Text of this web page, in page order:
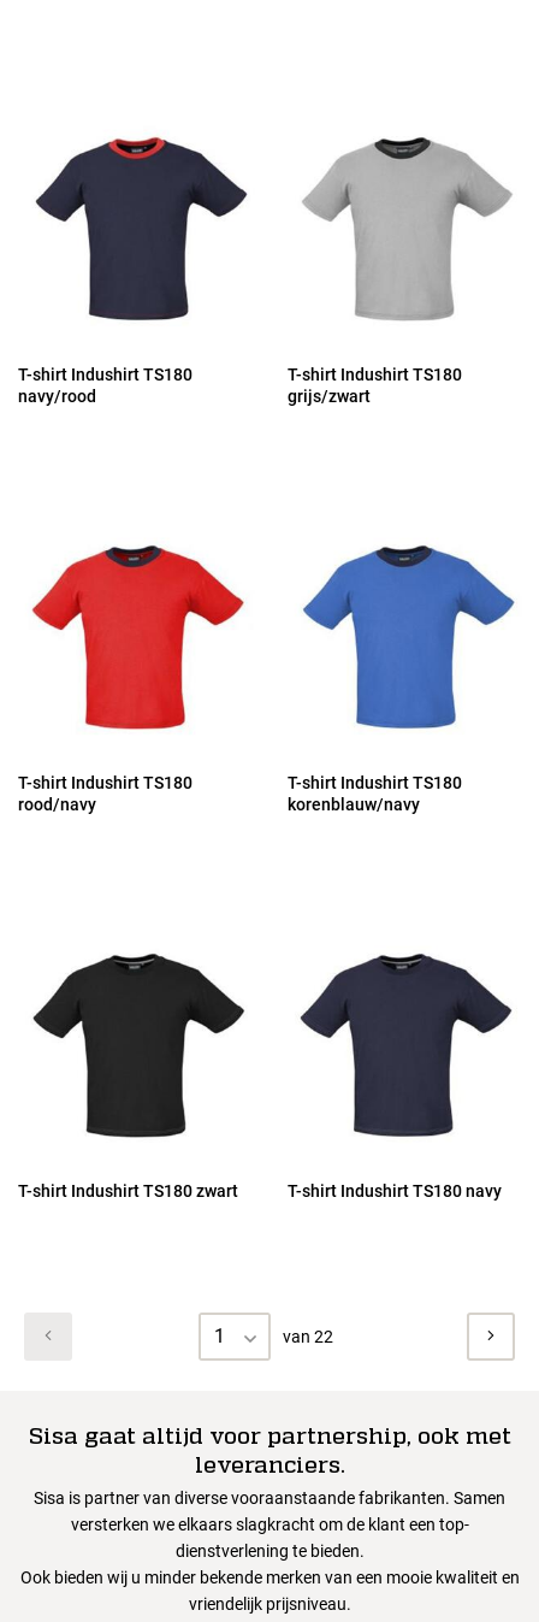
T-shirt Indushirt TS180
navy/rood
T-shirt Indushirt TS180
grijs/zwart
T-shirt Indushirt TS180
rood/navy
T-shirt Indushirt TS180
korenblauw/navy
T-shirt Indushirt TS180 zwart T-shirt Indushirt TS180 navy
1 van 22
Sisa gaat altijd voor partnership, ook met
leveranciers.
Sisa is partner van diverse vooraanstaande fabrikanten. Samen
versterken we elkaars slagkracht om de klant een top-
dienstverlening te bieden.
Ook bieden wij u minder bekende merken van een mooie kwaliteit en
vriendelijk prijsniveau.